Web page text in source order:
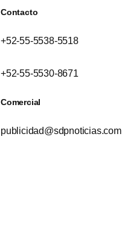
Contacto
+52-55-5538-5518
+52-55-5530-8671
Comercial
publicidad@sdpnoticias.com